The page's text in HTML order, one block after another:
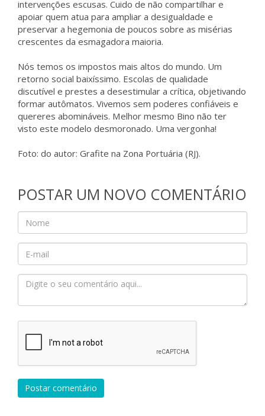
intervenções escusas. Cuido de não compartilhar e
apoiar quem atua para ampliar a desigualdade e
preservar a hegemonia de poucos sobre as misérias
crescentes da esmagadora maioria.
Nós temos os impostos mais altos do mundo. Um
retorno social baixíssimo. Escolas de qualidade
discutível e prestes a desestimular a crítica, objetivando
formar autômatos. Vivemos sem poderes confiáveis e
quereres abomináveis. Melhor mesmo Bino não ter
visto este modelo desmoronado. Uma vergonha!
Foto: do autor: Grafite na Zona Portuária (RJ).
POSTAR UM NOVO COMENTÁRIO
Postar comentário